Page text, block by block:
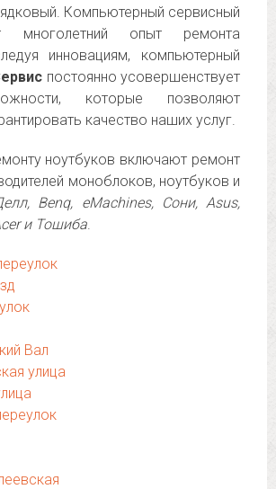
Компьютерный сервисный
многолетний опыт ремонта
инновациям, компьютерный
постоянно усовершенствует
которые позволяют
качество наших услуг.
ноутбуков включают ремонт
моноблоков, ноутбуков и
Benq, eMachines, Сони, Asus,
и Тошиба.
Вал
улица